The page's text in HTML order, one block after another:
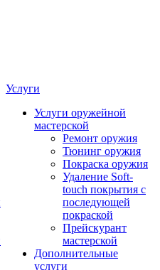
Услуги
Услуги оружейной
мастерской
Ремонт оружия
Тюнинг оружия
Покраска оружия
Удаление Soft-
touch покрытия с
последующей
покраской
Прейскурант
мастерской
Дополнительные
услуги